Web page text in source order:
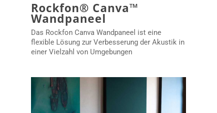
Rockfon® Canva™
Wandpaneel
Das Rockfon Canva Wandpaneel ist eine
flexible Lösung zur Verbesserung der Akustik in
einer Vielzahl von Umgebungen